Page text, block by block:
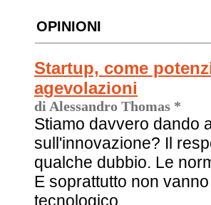
OPINIONI
Startup, come
agevolazioni
di Alessandro Thomas *
Stiamo davvero dando
sull'innovazione? Il
qualche dubbio. Le
E soprattutto non
tecnologico